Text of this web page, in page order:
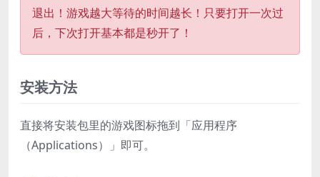
退出！游戏越大等待的时间越长！只要打开一次过
后，下次打开基本都是秒开了！
安装方法
直接将安装包里的游戏图标拖到「应用程序
（Applications）」即可。